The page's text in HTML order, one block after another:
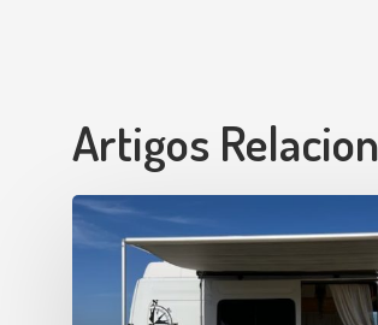
Artigos
#52
Renault